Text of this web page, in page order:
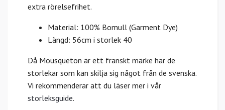
extra rörelsefrihet.
Material: 100% Bomull (Garment Dye)
Längd: 56cm i storlek 40
Då Mousqueton är ett franskt märke har de
storlekar som kan skilja sig något från de svenska.
Vi rekommenderar att du läser mer i vår
storleksguide.